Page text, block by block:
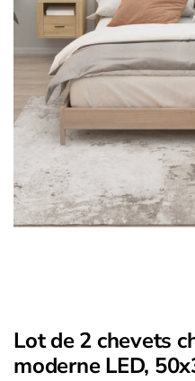
Lot de 2 chevets
moderne LED,